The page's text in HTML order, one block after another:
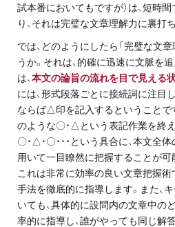
試本番においてもですが）は、短時
り、それは完璧な文章理解力に裏打
では、どのようにしたら「完璧な文
うか。それは、的確に迅速に文脈を
は、本文の論旨の流れを目で見える
には、形式段落ごとに接続詞に注目
ならば△印を記入するということで
のような〇・△という表記作業を終え
〇・△・〇・・・という具合に、本文
用いて一目瞭然に把握することが可
これは非常に効率の良い文章把握術
手法を徹底的に指導します。また、
いても、具体的に設問内の文章中の
率的に指導し、誰がやっても同じ解